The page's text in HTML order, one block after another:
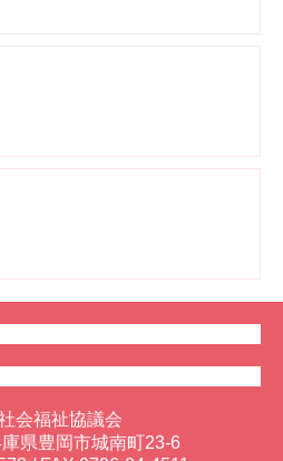
会福祉協議会
県豊岡市城南町23-6